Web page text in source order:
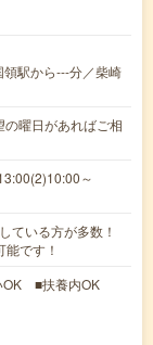
駅から---分／柴崎
曜日があればご相
～
ている方が多数！
です！
OK ■扶養内OK